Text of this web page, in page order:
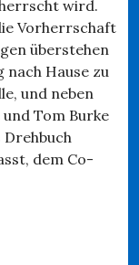
wird.
Vorherrschaft
überstehen
nach Hause zu
und neben
Tom Burke
dem Co-